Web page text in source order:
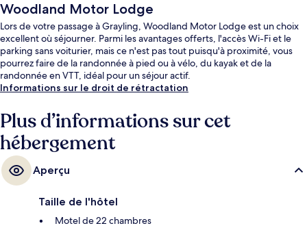
Woodland Motor Lodge
Lors de votre passage à Grayling, Woodland Motor Lodge est un choix
excellent où séjourner. Parmi les avantages offerts, l'accès Wi-Fi et le
parking sans voiturier, mais ce n'est pas tout puisqu'à proximité, vous
pourrez faire de la randonnée à pied ou à vélo, du kayak et de la
randonnée en VTT, idéal pour un séjour actif.
Informations sur le droit de rétractation
Plus d’informations sur cet
hébergement
Aperçu
Taille de l'hôtel
Motel de 22 chambres